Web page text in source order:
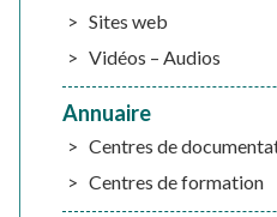
Sites web
Vidéos – Audios
Annuaire
Centres de
Centres de formation